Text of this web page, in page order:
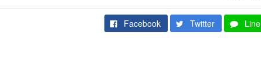
Facebook Twitter Line